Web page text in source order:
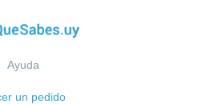
Ayuda
un pedido